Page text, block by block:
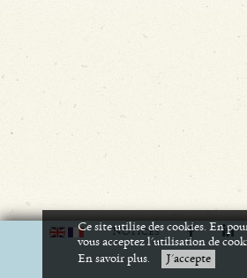
NOTICES
Ce site utilise des cookies. En
vous acceptez l'utilisation de
En savoir plus.
J'accepte